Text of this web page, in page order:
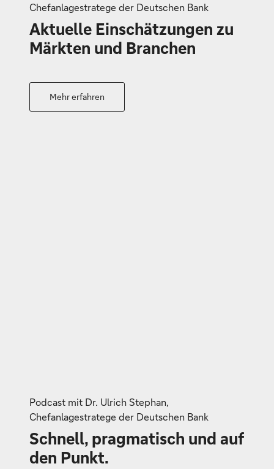
Chefanlagestratege der Deutschen Bank
Aktuelle Einschätzungen zu
Märkten und Branchen
Mehr erfahren
Podcast mit Dr. Ulrich Stephan,
Chefanlagestratege der Deutschen Bank
Schnell, pragmatisch und auf
den Punkt.